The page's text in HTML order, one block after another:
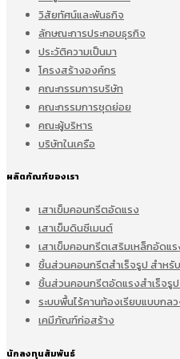
วิสัยทัศน์และพันธกิจ
ลักษณะการประกอบธุรกิจ
ประวัติความเป็นมา
โครงสร้างองค์กร
คณะกรรมการบริษัท
คณะกรรมการชุดย่อย
คณะผู้บริหาร
บริษัทในเครือ
ผลิตภัณฑ์ของเรา
เสาเข็มคอนกรีตอัดแรง
เสาเข็มดินซีเมนต์
เสาเข็มคอนกรีตเสริมเหล็กอัดแ
ชิ้นส่วนคอนกรีตสำเร็จรูป สำหรั
ชิ้นส่วนคอนกรีตอัดแรงสำเร็จรู
ระบบพื้นไร้คานท้องเรียบแบบกล
เคมีภัณฑ์ก่อสร้าง
นักลงทุนสัมพันธ์